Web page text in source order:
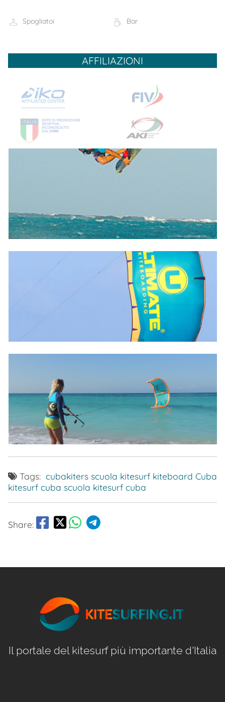
Spogliatoi Bar
AFFILIAZIONI
Tags: cubakiters scuola kitesurf kiteboard Cuba
kitesurf cuba scuola kitesurf cuba
Share:
Il portale del kitesurf più importante d'Italia